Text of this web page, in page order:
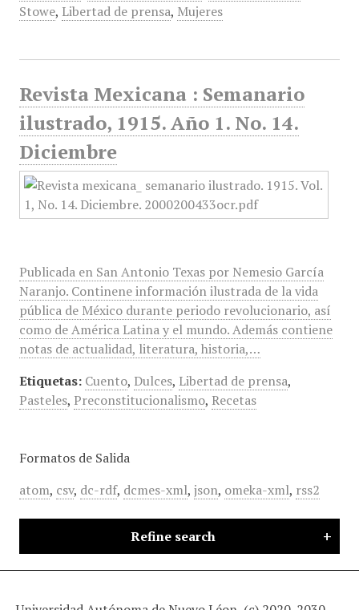
Stowe, Libertad de prensa, Mujeres
Revista Mexicana : Semanario
ilustrado, 1915. Año 1. No. 14.
Diciembre
Publicada en San Antonio Texas por Nemesio García
Naranjo. Continene información ilustrada de la vida
pública de México durante periodo revolucionario, así
como de América Latina y el mundo. Además contiene
notas de actualidad, literatura, historia,…
Etiquetas: Cuento, Dulces, Libertad de prensa,
Pasteles, Preconstitucionalismo, Recetas
Formatos de Salida
atom, csv, dc-rdf, dcmes-xml, json, omeka-xml, rss2
Refine search